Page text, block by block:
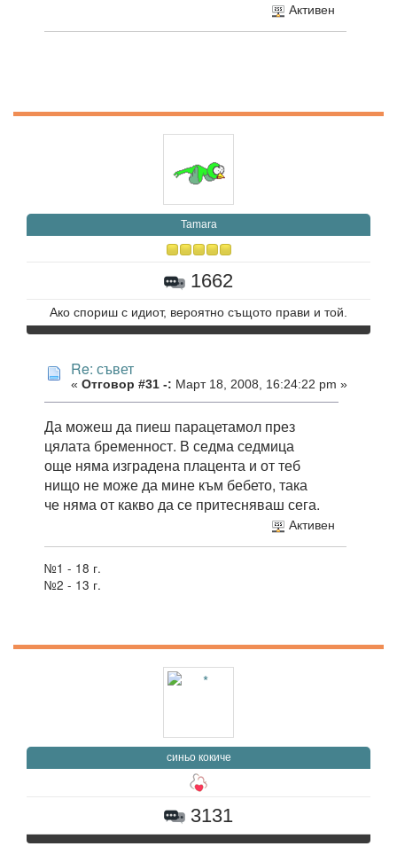
Активен
Tamara
1662
Ако спориш с идиот, вероятно същото прави и той.
Re: съвет
« Отговор #31 -: Март 18, 2008, 16:24:22 pm »
Да можеш да пиеш парацетамол през
цялата бременност. В седма седмица
още няма изградена плацента и от теб
нищо не може да мине към бебето, така
че няма от какво да се притесняваш сега.
Активен
№1 - 18 г.
№2 - 13 г.
синьо кокиче
3131